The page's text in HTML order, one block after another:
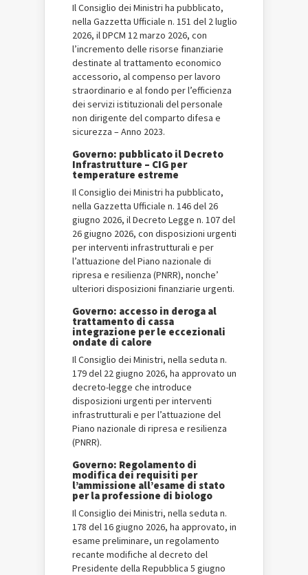
Il Consiglio dei Ministri ha pubblicato,
nella Gazzetta Ufficiale n. 151 del 2 luglio
2026, il DPCM 12 marzo 2026, con
l’incremento delle risorse finanziarie
destinate al trattamento economico
accessorio, al compenso per lavoro
straordinario e al fondo per l’efficienza
dei servizi istituzionali del personale
non dirigente del comparto difesa e
sicurezza – Anno 2023.
Governo: pubblicato il Decreto
Infrastrutture – CIG per
temperature estreme
Il Consiglio dei Ministri ha pubblicato,
nella Gazzetta Ufficiale n. 146 del 26
giugno 2026, il Decreto Legge n. 107 del
26 giugno 2026, con disposizioni urgenti
per interventi infrastrutturali e per
l’attuazione del Piano nazionale di
ripresa e resilienza (PNRR), nonche’
ulteriori disposizioni finanziarie urgenti.
Governo: accesso in deroga al
trattamento di cassa
integrazione per le eccezionali
ondate di calore
Il Consiglio dei Ministri, nella seduta n.
179 del 22 giugno 2026, ha approvato un
decreto-legge che introduce
disposizioni urgenti per interventi
infrastrutturali e per l’attuazione del
Piano nazionale di ripresa e resilienza
(PNRR).
Governo: Regolamento di
modifica dei requisiti per
l’ammissione all’esame di stato
per la professione di biologo
Il Consiglio dei Ministri, nella seduta n.
178 del 16 giugno 2026, ha approvato, in
esame preliminare, un regolamento
recante modifiche al decreto del
Presidente della Repubblica 5 giugno